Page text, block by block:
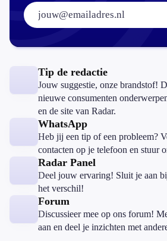
E-mailadres:
Tip de redactie
Jouw suggestie, onze brandstof!
nieuwe consumenten
en de site van Radar.
WhatsApp
Heb jij een tip of een probleem?
contacten op je telefoon en stuur
Radar Panel
Deel jouw ervaring! Sluit je aan
het verschil!
Forum
Discussieer mee op ons forum!
aan en deel je inzichten met